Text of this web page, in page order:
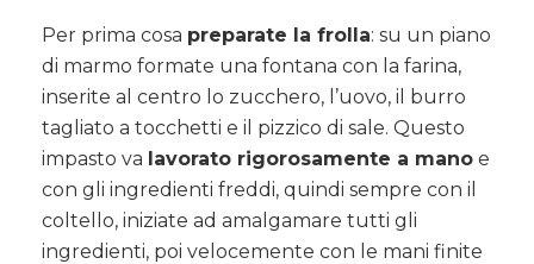
Per prima cosa preparate la frolla: su un piano
di marmo formate una fontana con la farina,
inserite al centro lo zucchero, l’uovo, il burro
tagliato a tocchetti e il pizzico di sale. Questo
impasto va lavorato rigorosamente a mano e
con gli ingredienti freddi, quindi sempre con il
coltello, iniziate ad amalgamare tutti gli
ingredienti, poi velocemente con le mani finite